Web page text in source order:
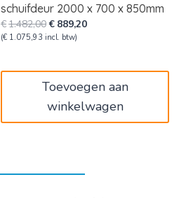
schuifdeur 2000 x 700 x 850mm
€1.482,00Oorspronkelijke
prijs
€ 889,20Huidige
(€ 1.075,93 incl. btw)
Toevoegen aan
winkelwagen